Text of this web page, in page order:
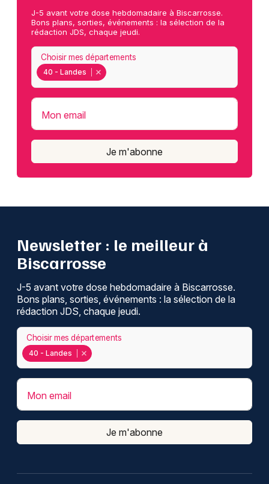
J-5 avant votre dose hebdomadaire à Biscarrosse.
Bons plans, sorties, événements : la sélection de la
rédaction JDS, chaque jeudi.
40 - Landes
Choisir mes départements
Mon email
Je m'abonne
Newsletter : le meilleur à
Biscarrosse
J-5 avant votre dose hebdomadaire à Biscarrosse.
Bons plans, sorties, événements : la sélection de la
rédaction JDS, chaque jeudi.
40 - Landes
Choisir mes départements
Mon email
Je m'abonne